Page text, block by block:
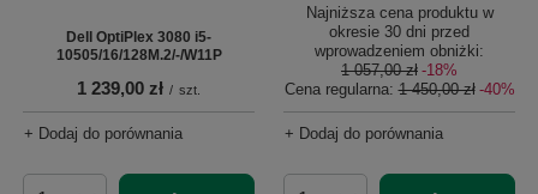
Dell OptiPlex 3080 i5-
10505/16/128M.2/-/W11P
1 239,00 zł / szt.
+ Dodaj do porównania
Najniższa cena produktu w
okresie 30 dni przed
wprowadzeniem obniżki:
1 057,00 zł -18%
Cena regularna:1 450,00 zł -40%
+ Dodaj do porównania